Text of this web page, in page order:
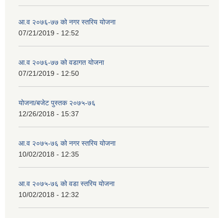
आ.व २०७६-७७ को नगर स्तरिय योजना
07/21/2019 - 12:52
आ.व २०७६-७७ को वडागत योजना
07/21/2019 - 12:50
योजना/बजेट पुस्तक २०७५-७६
12/26/2018 - 15:37
आ.व २०७५-७६ को नगर स्तरिय योजना
10/02/2018 - 12:35
आ.व २०७५-७६ को वडा स्तरिय योजना
10/02/2018 - 12:32